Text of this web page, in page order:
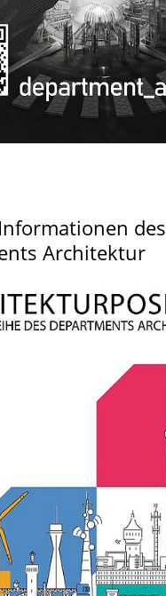
des
Architektur